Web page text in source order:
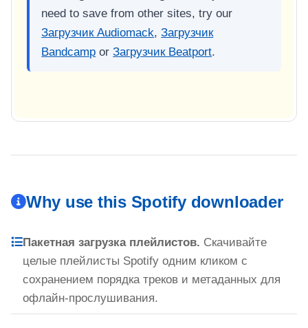
need to save from other sites, try our
Загрузчик Audiomack,Загрузчик
Bandcamp orЗагрузчик Beatport.
Why use this Spotify downloader
Пакетная загрузка плейлистов. Скачивайте
целые плейлисты Spotify одним кликом с
сохранением порядка треков и метаданных для
офлайн-прослушивания.